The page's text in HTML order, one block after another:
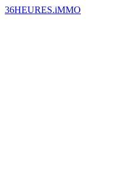
36HEURES.iMMO